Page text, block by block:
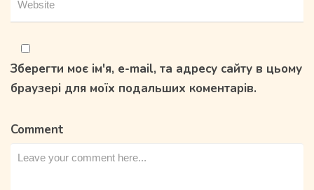
Зберегти моє ім'я, e-mail, та адресу сайту в цьому
браузері для моїх подальших коментарів.
Comment